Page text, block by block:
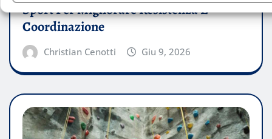
Sport Per Migliorare Resistenza E
Coordinazione
Christian Cenotti Giu 9, 2026